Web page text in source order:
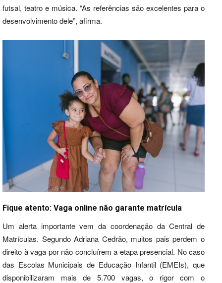
futsal, teatro e música. “As referências são excelentes para o
desenvolvimento dele”, afirma.
Fique atento: Vaga online não garante matrícula
Um alerta importante vem da coordenação da Central de
Matrículas. Segundo Adriana Cedrão, muitos pais perdem o
direito à vaga por não concluírem a etapa presencial. No caso
das Escolas Municipais de Educação Infantil (EMEIs), que
disponibilizaram mais de 5.700 vagas, o rigor com o